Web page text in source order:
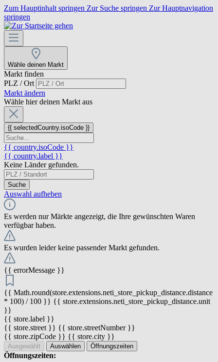
Zum Hauptinhalt springen Zur Suche springen Zur Hauptnavigation
springen
Wähle deinen Markt
Markt finden
PLZ / Ort
Markt ändern
Wähle hier deinen Markt aus
{{ selectedCountry.isoCode }}
{{ country.isoCode }}
{{ country.label }}
Keine Länder gefunden.
Suche
Auswahl aufheben
Es werden nur Märkte angezeigt, die Ihre gewünschten Waren
verfügbar haben.
Es wurden leider keine passender Markt gefunden.
{{ errorMessage }}
{{ Math.round(store.extensions.neti_store_pickup_distance.distance
* 100) / 100 }} {{ store.extensions.neti_store_pickup_distance.unit
}}
{{ store.label }}
{{ store.street }} {{ store.streetNumber }}
{{ store.zipCode }} {{ store.city }}
Ausgewählt Auswählen Öffnungszeiten
Öffnungszeiten: